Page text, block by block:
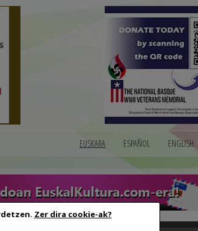
Zer dira cookie-ak?
EUSKARA ESPAÑOL ENGLISH